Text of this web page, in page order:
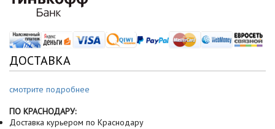
ДОСТАВКА
смотрите подробнее
ПО КРАСНОДАРУ:
Доставка курьером по Краснодару